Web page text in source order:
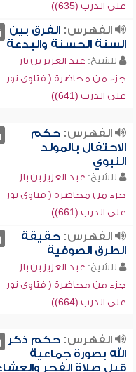
على الدرب (635))
الفهرس:الفرق بين
السنة الحسنة والبدعة
للشيخ: عبد العزيز بن باز
جزء من محاضرة ( فتاوى نور
على الدرب (641))
الفهرس:حكم
الاحتفال بالمولد
النبوي
للشيخ: عبد العزيز بن باز
جزء من محاضرة ( فتاوى نور
على الدرب (661))
الفهرس:حقيقة
الطرق الصوفية
للشيخ: عبد العزيز بن باز
جزء من محاضرة ( فتاوى نور
على الدرب (664))
الفهرس:حكم ذكر
الله بصورة جماعية
قبل صلاة الفجر